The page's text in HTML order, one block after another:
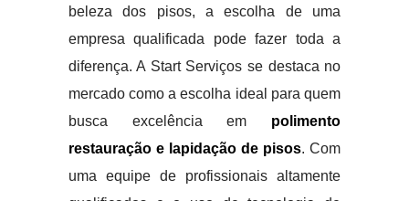
beleza dos pisos, a escolha de uma
empresa qualificada pode fazer toda a
diferença. A Start Serviços se destaca no
mercado como a escolha ideal para quem
busca excelência em polimento
restauração e lapidação de pisos. Com
uma equipe de profissionais altamente